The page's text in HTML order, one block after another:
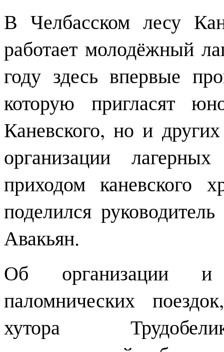
В Челбасском лесу
работает молодёжный
году здесь впервые
которую пригласят
Каневского, но и
организации
приходом каневского
поделился
Авакьян.
Об организации и
паломнических
хутора